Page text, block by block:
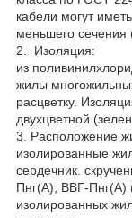
кабели могут
меньшего сечения
2. Изоляция:
из
жилы
расцветку.
двухцветной
3. Расположение
изолированные
сердечник.
Пнг(А), ВВГ-Пнг(А)
изолированных